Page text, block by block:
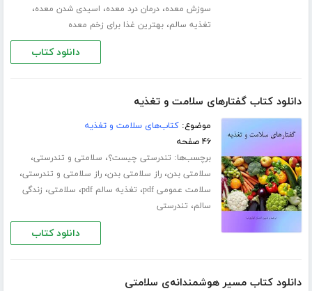
سوزش معده،درمان درد معده، اسیدی شدن معده،
تغذیه سالم،بهترین غذا برای زخم معده
دانلود کتاب
دانلود کتاب گفتارهای سلامت و تغذیه
موضوع:کتاب‌های سلامت و تغذیه
۴۶ صفحه
برچسب‌ها: تندرستی چیست؟، سلامتی و تندرستی،
سلامتی بدن،راز سلامتی بدن،راز سلامتی و تندرستی،
سلامت عمومی pdf ، تغذیه سالم pdf ، سلامتی، زندگی
سالم، تندرستی
دانلود کتاب
دانلود کتاب مسیر هوشمندانه‌ی سلامتی